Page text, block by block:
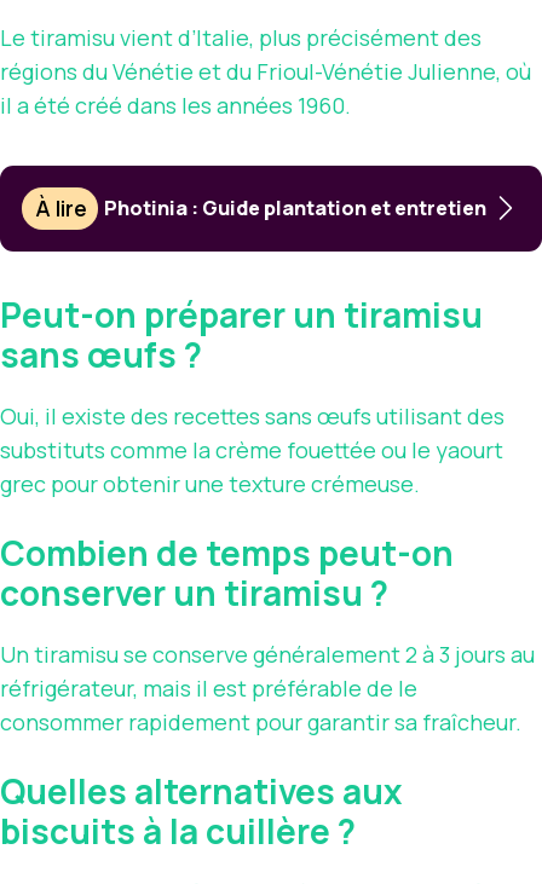
Le tiramisu vient d’Italie, plus précisément des
régions du Vénétie et du Frioul-Vénétie Julienne, où
il a été créé dans les années 1960.
À lire Photinia : Guide plantation et entretien
Peut-on préparer un tiramisu
sans œufs ?
Oui, il existe des recettes sans œufs utilisant des
substituts comme la crème fouettée ou le yaourt
grec pour obtenir une texture crémeuse.
Combien de temps peut-on
conserver un tiramisu ?
Un tiramisu se conserve généralement 2 à 3 jours au
réfrigérateur, mais il est préférable de le
consommer rapidement pour garantir sa fraîcheur.
Quelles alternatives aux
biscuits à la cuillère ?